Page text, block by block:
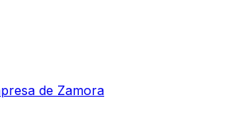
de Zamora